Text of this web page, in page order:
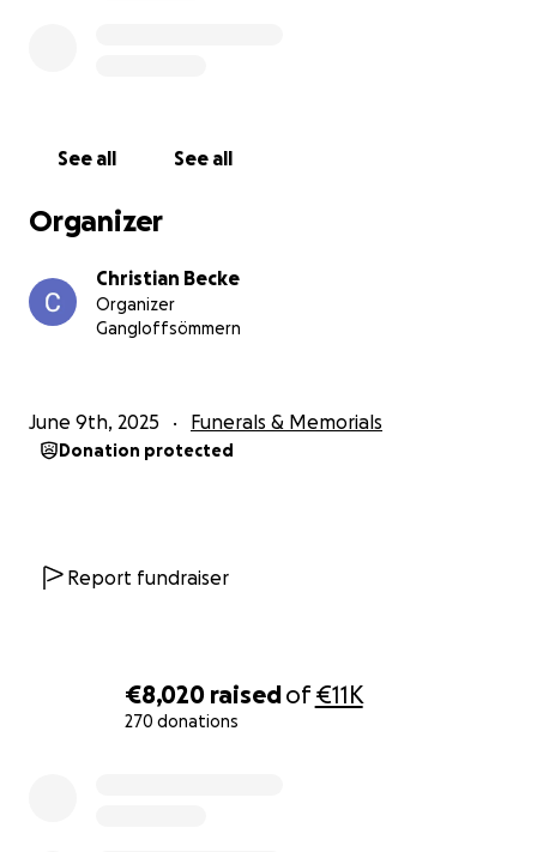
€8,020 raisedof€11K
270 donations
See all See all
Organizer
Christian Becke
Organizer
Gangloffsömmern
June 9th, 2025 Funerals & Memorials
Donation protected
Report fundraiser